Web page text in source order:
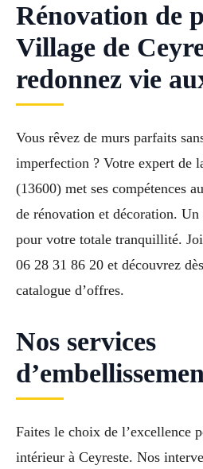
Rénovation de
Village de
redonnez vie
Vous rêvez de murs parfaits
imperfection ? Votre expert de
(13600) met ses compétences
de rénovation et décoration.
pour votre totale tranquillité.
06 28 31 86 20 et découvrez
catalogue d’offres.
Nos services
Faites le choix de l’excellence
intérieur à Ceyreste. Nos